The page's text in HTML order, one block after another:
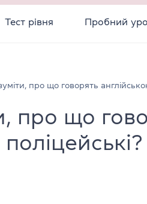
Тест рівня Пробний
про що говорять
про що